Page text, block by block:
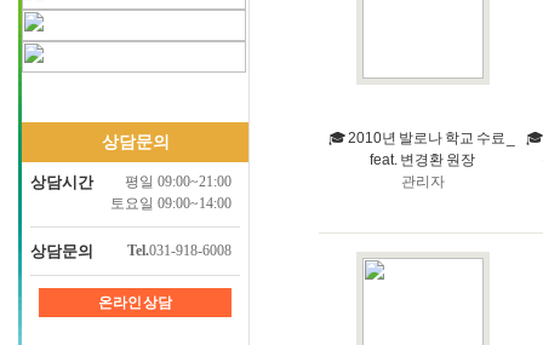
상담문의
상담시간
평일 09:00~21:00
토요일 09:00~14:00
상담문의 Tel.031-918-6008
온라인 상담
🎓 2010년 발로나 학교 수료 _
feat. 변경환 원장
관리자
🎓